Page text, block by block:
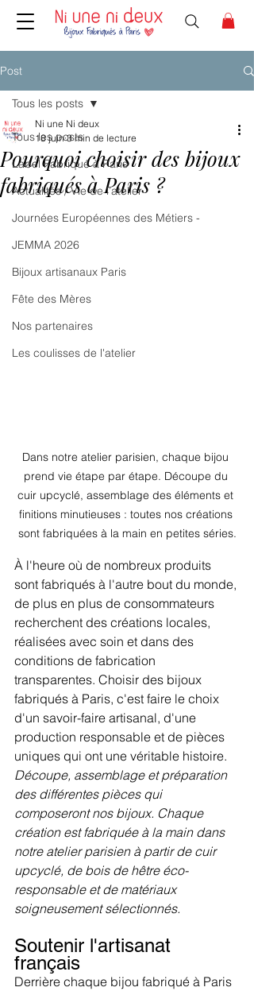
Post
Tous les posts
Label Fabriqué à Paris
Actualités / Vie de l’atelier
Journées Européennes des Métiers -
JEMMA 2026
Bijoux artisanaux Paris
Fête des Mères
Nos partenaires
Les coulisses de l'atelier
Tous les posts
Pourquoi choisir des bijoux
fabriqués à Paris ?
Ni une Ni deux
18 juin 3 min de lecture
Dans notre atelier parisien, chaque bijou
prend vie étape par étape. Découpe du
cuir upcyclé, assemblage des éléments et
finitions minutieuses : toutes nos créations
sont fabriquées à la main en petites séries.
À l'heure où de nombreux produits
sont fabriqués à l'autre bout du monde,
de plus en plus de consommateurs
recherchent des créations locales,
réalisées avec soin et dans des
conditions de fabrication
transparentes. Choisir des bijoux
fabriqués à Paris, c'est faire le choix
d'un savoir-faire artisanal, d'une
production responsable et de pièces
uniques qui ont une véritable histoire.
Découpe, assemblage et préparation
des différentes pièces qui
composeront nos bijoux. Chaque
création est fabriquée à la main dans
notre atelier parisien à partir de cuir
upcyclé, de bois de hêtre éco-
responsable et de matériaux
soigneusement sélectionnés.
Soutenir l'artisanat
français
Derrière chaque bijou fabriqué à Paris